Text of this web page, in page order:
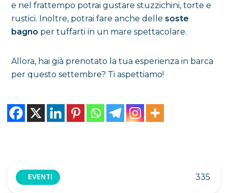
e nel frattempo potrai gustare stuzzichini, torte e
rustici. Inoltre, potrai fare anche delle soste
bagno per tuffarti in un mare spettacolare.
Allora, hai già prenotato la tua esperienza in barca
per questo settembre? Ti aspettiamo!
EVENTI 335